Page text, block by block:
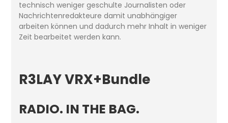
technisch weniger geschulte Journalisten oder
Nachrichtenredakteure damit unabhängiger
arbeiten können und dadurch mehr Inhalt in weniger
Zeit bearbeitet werden kann.
R3LAY VRX+Bundle
RADIO. IN THE BAG.